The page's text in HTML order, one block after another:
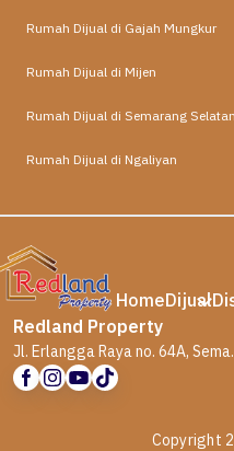
Rumah Dijual di Gajah Mungkur
Rumah Dijual di Mijen
Rumah Dijual di Semarang Selatan
Rumah Dijual di Ngaliyan
HomeDijual
Redland Property
Jl.
Copyright